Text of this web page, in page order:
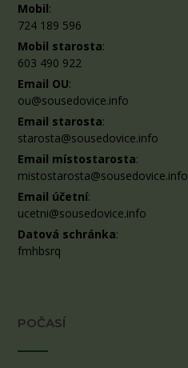
Mobil:
724 189 596
Mobil starosta:
603 490 922
Email OU:
ou@sousedovice.info
Email starosta:
starosta@sousedovice.info
Email místostarosta:
mistostarosta@sousedovice.info
Email účetní:
ucetni@sousedovice.info
Datová schránka:
fmhbsrq
POČASÍ